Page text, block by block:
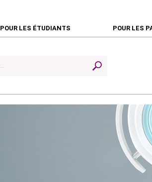
POUR LES ÉTUDIANTS POUR LES